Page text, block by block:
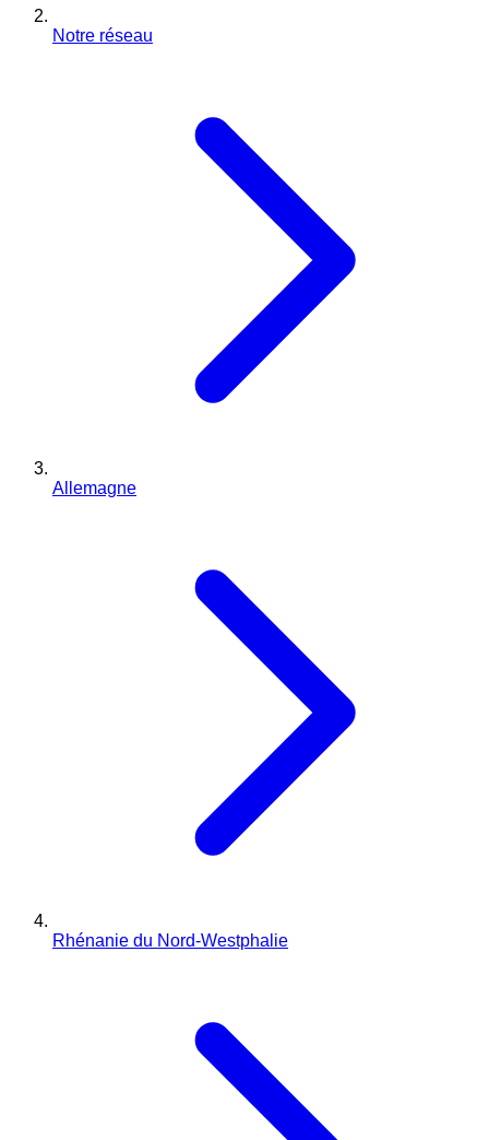
Notre réseau
Allemagne
Rhénanie du Nord-Westphalie